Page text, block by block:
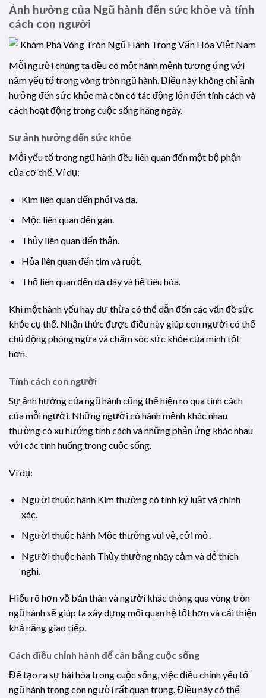
Ảnh hưởng của Ngũ hành đến sức khỏe và tính
cách con người
Mỗi người chúng ta đều có một hành mệnh tương ứng với
năm yếu tố trong vòng tròn ngũ hành. Điều này không chỉ ảnh
hưởng đến sức khỏe mà còn có tác động lớn đến tính cách và
cách hoạt động trong cuộc sống hàng ngày.
Sự ảnh hưởng đến sức khỏe
Mỗi yếu tố trong ngũ hành đều liên quan đến một bộ phận
của cơ thể. Ví dụ:
Kim liên quan đến phổi và da.
Mộc liên quan đến gan.
Thủy liên quan đến thận.
Hỏa liên quan đến tim và ruột.
Thổ liên quan đến dạ dày và hệ tiêu hóa.
Khi một hành yếu hay dư thừa có thể dẫn đến các vấn đề sức
khỏe cụ thể. Nhận thức được điều này giúp con người có thể
chủ động phòng ngừa và chăm sóc sức khỏe của mình tốt
hơn.
Tính cách con người
Sự ảnh hưởng của ngũ hành cũng thể hiện rõ qua tính cách
của mỗi người. Những người có hành mệnh khác nhau
thường có xu hướng tính cách và những phản ứng khác nhau
với các tình huống trong cuộc sống.
Ví dụ:
Người thuộc hành Kim thường có tính kỷ luật và chính
xác.
Người thuộc hành Mộc thường vui vẻ, cởi mở.
Người thuộc hành Thủy thường nhạy cảm và dễ thích
nghi.
Hiểu rõ hơn về bản thân và người khác thông qua vòng tròn
ngũ hành sẽ giúp ta xây dựng mối quan hệ tốt hơn và cải thiện
khả năng giao tiếp.
Cách điều chỉnh hành để cân bằng cuộc sống
Để tạo ra sự hài hòa trong cuộc sống, việc điều chỉnh yếu tố
ngũ hành trong con người rất quan trọng. Điều này có thể